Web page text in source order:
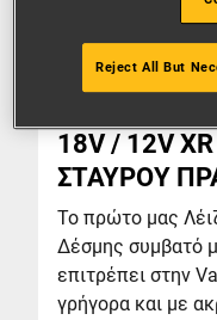
DCE089D1G18
18V / 12V
ΣΤΑΥΡΟΥ
Το πρώτο μας
Δέσμης συμβατό
επιτρέπει στην
γρήγορα και με
Reject All But